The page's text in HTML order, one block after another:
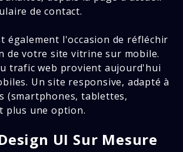
de contact.
également l'occasion de réfléchir
de votre site vitrine sur mobile.
trafic web provient aujourd'hui
Un site responsive, adapté à
(smartphones, tablettes,
plus une option.
UI Sur Mesure